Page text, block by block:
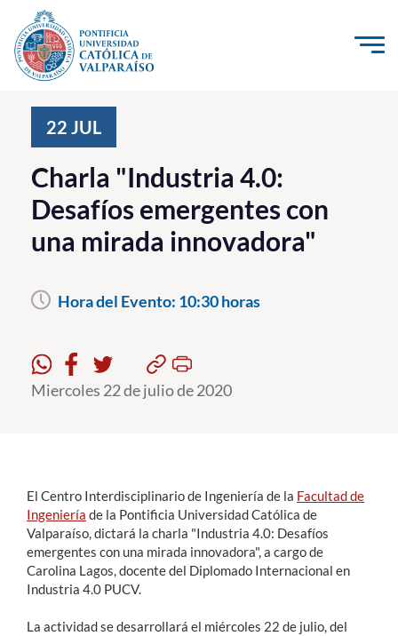
Click acá para ir directamente al contenido
Investigación, Creación e Innovación
PUCV Internacional
Vinculación con el Medio
Postgrado
Formación Continua
Funcionarios
Alumni
English
22 JUL
Charla "Industria 4.0:
Desafíos emergentes con
una mirada innovadora"
Hora del Evento: 10:30 horas
Miercoles 22 de julio de 2020
El Centro Interdisciplinario de Ingeniería de la Facultad de
Ingeniería de la Pontificia Universidad Católica de
Valparaíso, dictará la charla "Industria 4.0: Desafíos
emergentes con una mirada innovadora", a cargo de
Carolina Lagos, docente del Diplomado Internacional en
Industria 4.0 PUCV.
La actividad se desarrollará el miércoles 22 de julio, del